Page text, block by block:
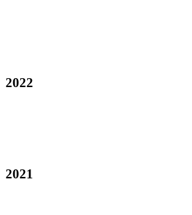
2022
2021